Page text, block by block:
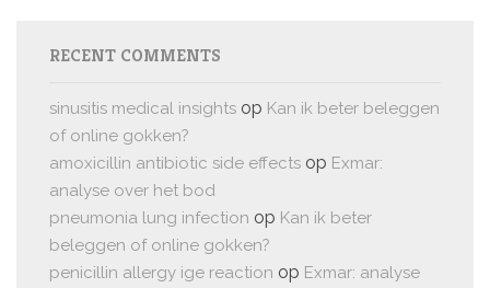
RECENT COMMENTS
sinusitis medical insights op Kan ik beter beleggen
of online gokken?
amoxicillin antibiotic side effects op Exmar:
analyse over het bod
pneumonia lung infection op Kan ik beter
beleggen of online gokken?
penicillin allergy ige reaction op Exmar: analyse